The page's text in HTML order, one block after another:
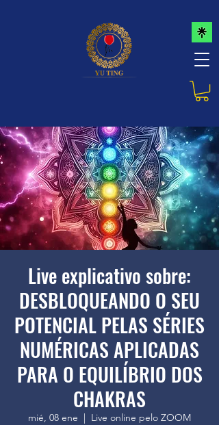
Live explicativo sobre:
DESBLOQUEANDO O SEU
POTENCIAL PELAS SÉRIES
NUMÉRICAS APLICADAS
PARA O EQUILÍBRIO DOS
CHAKRAS
mié, 08 ene
  |
Live online pelo ZOOM